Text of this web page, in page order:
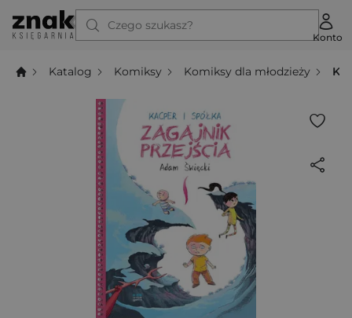
Czego szukasz?
Konto
Katalog Komiksy Komiksy dla młodzieży